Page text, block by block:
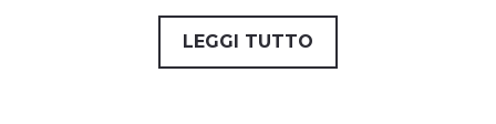
LEGGI TUTTO